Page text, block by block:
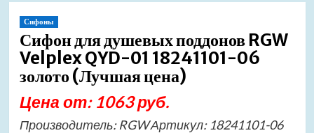
Сифоны
Сифон для душевых поддонов RGW
Velplex QYD-01 18241101-06
золото (Лучшая цена)
Цена от: 1063 руб.
Производитель: RGW Артикул: 18241101-06